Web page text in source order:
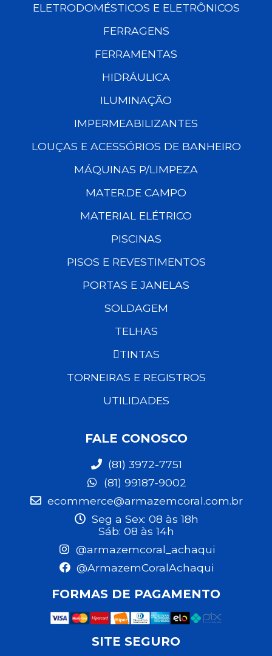
ELETRODOMÉSTICOS E ELETRÔNICOS
FERRAGENS
FERRAMENTAS
HIDRÁULICA
ILUMINAÇÃO
IMPERMEABILIZANTES
LOUÇAS E ACESSÓRIOS DE BANHEIRO
MÁQUINAS P/LIMPEZA
MATER.DE CAMPO
MATERIAL ELÉTRICO
PISCINAS
PISOS E REVESTIMENTOS
PORTAS E JANELAS
SOLDAGEM
TELHAS
TINTAS
TORNEIRAS E REGISTROS
UTILIDADES
FALE CONOSCO
(81) 3972-7751
(81) 99187-9002
ecommerce@armazemcoral.com.br
Seg a Sex: 08 às 18h
Sáb: 08 às 14h
@armazemcoral_achaqui
@ArmazemCoralAchaqui
FORMAS DE PAGAMENTO
SITE SEGURO